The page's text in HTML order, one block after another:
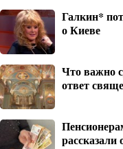
Галкин*
о Киеве
Что важно
ответ